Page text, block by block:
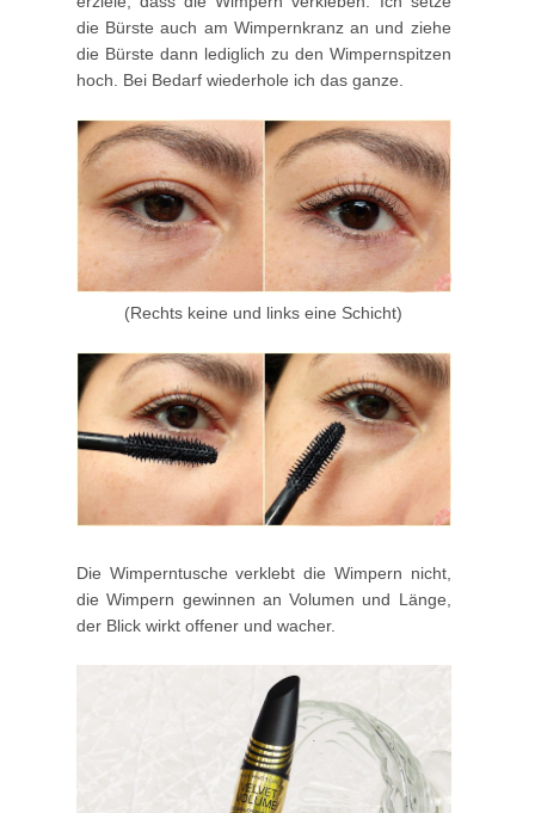
die Bürste auch am Wimpernkranz an und ziehe
die Bürste dann lediglich zu den Wimpernspitzen
hoch. Bei Bedarf wiederhole ich das ganze.
(Rechts keine und links eine Schicht)
Die Wimperntusche verklebt die Wimpern nicht,
die Wimpern gewinnen an Volumen und Länge,
der Blick wirkt offener und wacher.